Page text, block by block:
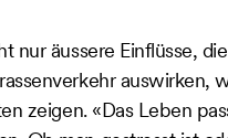
nur äussere Einflüsse,
auswirken,
zeigen. «Das Leben